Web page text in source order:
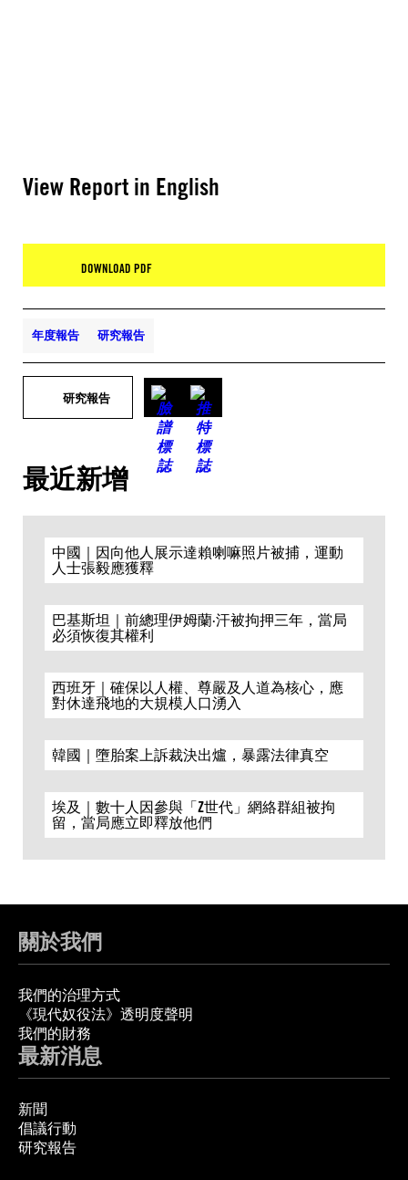
View Report in English
DOWNLOAD PDF
年度報告 研究報告
研究報告
最近新增
中國｜因向他人展示達賴喇嘛照片被捕，運動
人士張毅應獲釋
巴基斯坦｜前總理伊姆蘭·汗被拘押三年，當局
必須恢復其權利
西班牙｜確保以人權、尊嚴及人道為核心，應
對休達飛地的大規模人口湧入
韓國｜墮胎案上訴裁決出爐，暴露法律真空
埃及｜數十人因參與「Z世代」網絡群組被拘
留，當局應立即釋放他們
關於我們
我們的治理方式
《現代奴役法》透明度聲明
我們的財務
最新消息
新聞
倡議行動
研究報告